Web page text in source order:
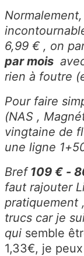
6,99 € , on
par mois
rien à foutre
Pour faire
(NAS ,
vingtaine de
une ligne
Bref109 € -
faut rajouter
pratiquement
trucs car je
qui semble
1,33€, je